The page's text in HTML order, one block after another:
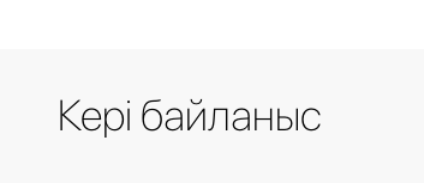
Кері байланыс